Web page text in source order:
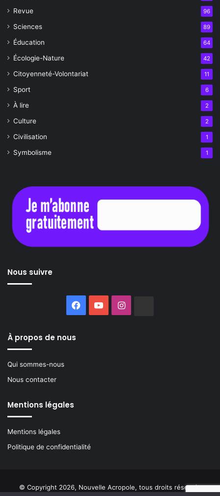
Revue 96
Sciences 89
Éducation 64
Écologie-Nature 42
Citoyenneté-Volontariat 11
Sport 6
À lire 2
Culture 2
Civilisation 1
Symbolisme 1
Nous suivre
Facebook
YouTubeInstagram
À propos de nous
Qui sommes-nous
Nous contacter
Mentions légales
Mentions légales
Politique de confidentialité
© Copyright 2026, Nouvelle Acropole, tous droits réservés